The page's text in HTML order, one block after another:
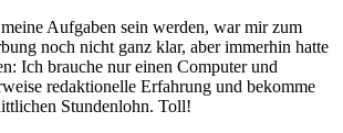
Aufgaben sein werden, war mir zum
noch nicht ganz klar, aber immerhin hatte
Ich brauche nur einen Computer und
redaktionelle Erfahrung und bekomme
Stundenlohn. Toll!